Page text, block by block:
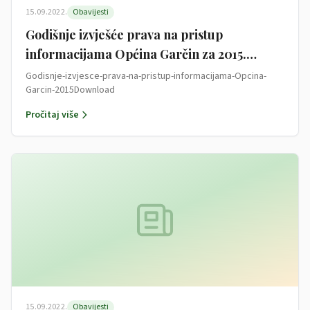
15.09.2022. Obavijesti
Godišnje izvješće prava na pristup
informacijama Općina Garčin za 2015.
godinu
Godisnje-izvjesce-prava-na-pristup-informacijama-Opcina-
Garcin-2015Download
Pročitaj više
15.09.2022. Obavijesti